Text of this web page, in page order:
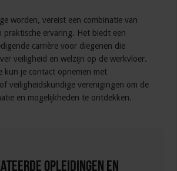
worden, vereist een combinatie van
praktische ervaring. Het biedt een
carrière voor diegenen die
veiligheid en welzijn op de werkvloer.
kun je contact opnemen met
veiligheidskundige verenigingen om de
en mogelijkheden te ontdekken.
Opleidingen en